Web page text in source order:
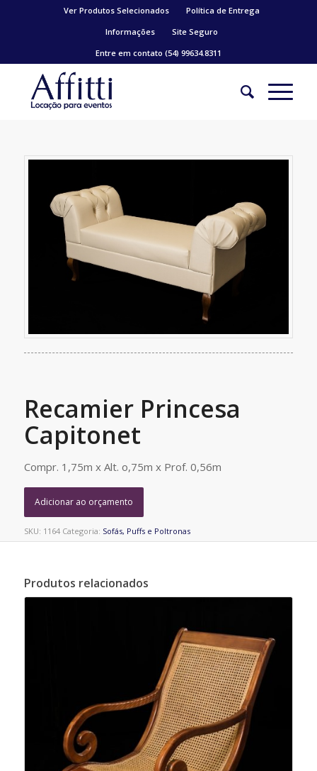
Ver Produtos Selecionados
Política de Entrega
Informações
Site Seguro
Entre em contato (54) 99634.8311
Recamier Princesa
Capitonet
Compr. 1,75m x Alt. o,75m x Prof. 0,56m
Adicionar ao orçamento
SKU: 1164 Categoria: Sofás, Puffs e Poltronas
Produtos relacionados